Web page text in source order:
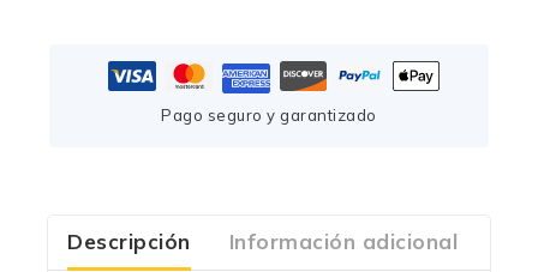
Pago seguro y garantizado
Descripción Información adicional